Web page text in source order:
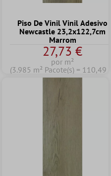
Piso De Vinil Vinil Adesivo
Newcastle 23,2x122,7cm
Marrom
27,73 €
por m²
(3.985 m² Pacote(s) = 110,49